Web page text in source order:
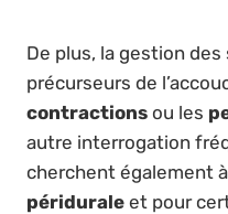
De plus, la gestion
précurseurs de
contractions ou les
autre interrogation
cherchent également
péridurale et pour